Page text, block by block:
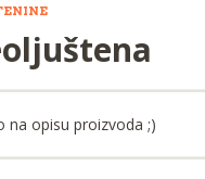
na opisu proizvoda ;)